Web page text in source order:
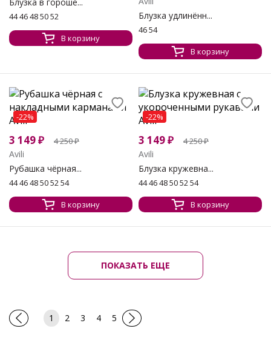
44 46 48 50 52
В корзину
Блузка удлинённ...
46 54
В корзину
-22%
3 149₽ 4 250₽
Avili
Рубашка чёрная...
44 46 48 50 52 54
В корзину
-22%
3 149₽ 4 250₽
Avili
Блузка кружевна...
44 46 48 50 52 54
В корзину
ПОКАЗАТЬ ЕЩЕ
1 2 3 4 5